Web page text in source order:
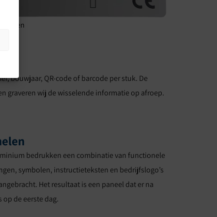
bouwjaar, QR-code of barcode per stuk. De
graveren wij de wisselende informatie op afroep.
bedrukken een combinatie van functionele
symbolen, instructieteksten en bedrijfslogo’s
Het resultaat is een paneel dat er na
de eerste dag.